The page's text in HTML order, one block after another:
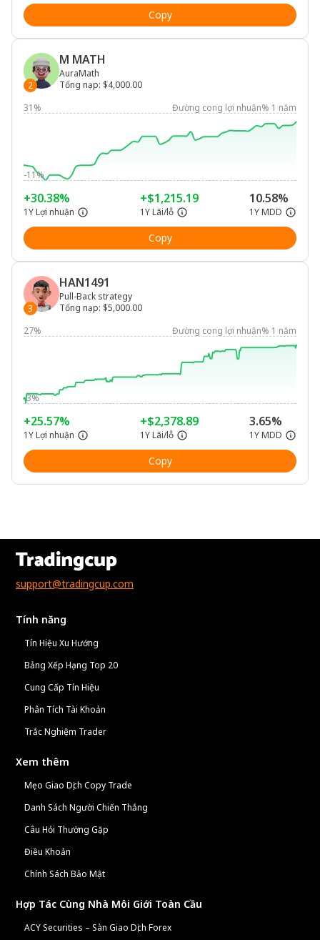
Copy
2
M MATH
AuraMath
Tổng nạp: $4,000.00
31%
Đường cong lợi nhuận% 1 năm
-11%
+30.38%
1Y Lợi nhuận
+$1,215.19
1Y Lãi/lỗ
10.58%
1Y MDD
Copy
3
HAN1491
Pull-Back strategy
Tổng nạp: $5,000.00
27%
Đường cong lợi nhuận% 1 năm
-3%
+25.57%
1Y Lợi nhuận
+$2,378.89
1Y Lãi/lỗ
3.65%
1Y MDD
Copy
support@tradingcup.com
Tính năng
Tín Hiệu Xu Hướng
Bảng Xếp Hạng Top 20
Cung Cấp Tín Hiệu
Phân Tích Tài Khoản
Trắc Nghiệm Trader
Xem thêm
Mẹo Giao Dịch Copy Trade
Danh Sách Người Chiến Thắng
Câu Hỏi Thường Gặp
Điều Khoản
Chính Sách Bảo Mật
Hợp Tác Cùng Nhà Môi Giới Toàn Cầu
ACY Securities – Sàn Giao Dịch Forex